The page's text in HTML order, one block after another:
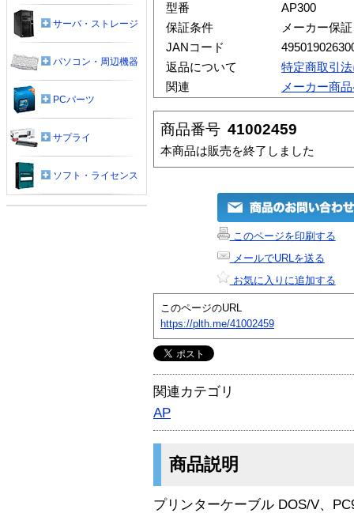
型番
AP300
保証条件
メーカー保証
JANコード
返品について
特定商取引
関連
メーカー商
商品番号 41002459
本商品は販売を終了しました
このページを印刷する
メールでURLを送る
お気に入りに追加する
このページのURL
https://plth.me/41002459
関連カテゴリ
AP
商品説明
プリンターケーブル DOS/V、
サーバ・ストレージ
パソコン・周辺機器
PCパーツ
サプライ
ソフト・ライセンス